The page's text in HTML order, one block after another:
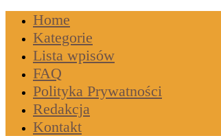
Home
Kategorie
Lista wpisów
FAQ
Polityka Prywatności
Redakcja
Kontakt